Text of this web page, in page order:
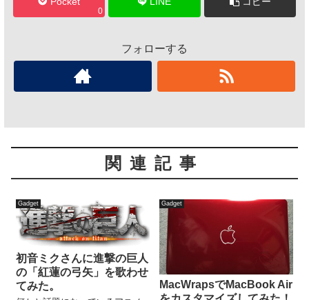
0
フォローする
関連記事
Gadget
初音ミクさんに進撃の巨人
の「紅蓮の弓矢」を歌わせ
てみた。
Gadget
MacWrapsでMacBook Air